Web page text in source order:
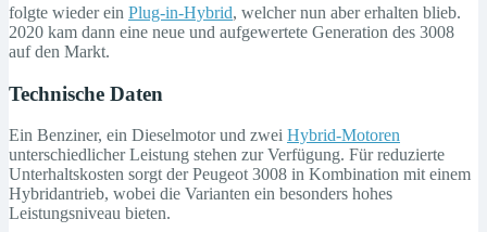
folgte wieder ein Plug-in-Hybrid, welcher nun aber erhalten blieb.
2020 kam dann eine neue und aufgewertete Generation des 3008
auf den Markt.
Technische Daten
Ein Benziner, ein Dieselmotor und zwei Hybrid-Motoren
unterschiedlicher Leistung stehen zur Verfügung. Für reduzierte
Unterhaltskosten sorgt der Peugeot 3008 in Kombination mit einem
Hybridantrieb, wobei die Varianten ein besonders hohes
Leistungsniveau bieten.